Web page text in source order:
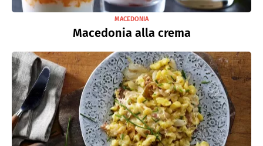
MACEDONIA
Macedonia alla crema